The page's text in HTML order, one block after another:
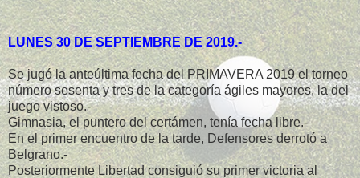
LUNES 30 DE SEPTIEMBRE DE 2019.-
Se jugó la anteúltima fecha del PRIMAVERA 2019 el torneo
número sesenta y tres de la categoría ágiles mayores, la del
juego vistoso.-
Gimnasia, el puntero del certámen, tenía fecha libre.-
En el primer encuentro de la tarde, Defensores derrotó a
Belgrano.-
Posteriormente Libertad consiguió su primer victoria al